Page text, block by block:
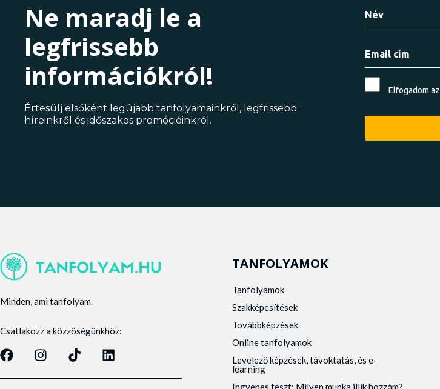
Ne maradj le a
legfrissebb
információkról!
Értesülj elsőként legújabb tanfolyamainkról, legfrissebb
híreinkről és időszakos promócióinkról.
Elfogadom az
Minden, ami tanfolyam.
Csatlakozz a közzöségünkhöz:
TANFOLYAMOK
Tanfolyamok
Szakképesítések
Továbbképzések
Online tanfolyamok
Levelező képzések, távoktatás, és e-
learning
Ingyenes teszt: Milyen munka illik hozzám?